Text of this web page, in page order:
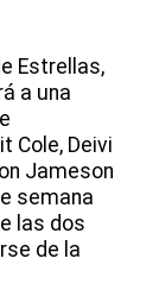
Estrellas,
a una
Cole, Deivi
Jameson
semana
las dos
de la